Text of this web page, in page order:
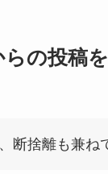
の投稿
断捨離も兼ね